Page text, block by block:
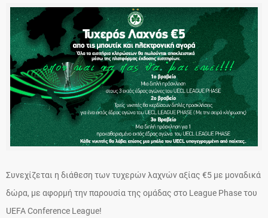
Συνεχίζεται η διάθεση των τυχερών λαχνών αξίας €5 με μοναδικά
δώρα, με αφορμή την παρουσία της ομάδας στο League Phase του
UEFA Conference League!